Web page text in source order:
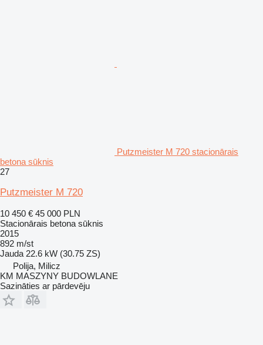
Putzmeister M 720 stacionārais
betona sūknis
27
Putzmeister M 720
10 450 € 45 000 PLN
Stacionārais betona sūknis
2015
892 m/st
Jauda 22.6 kW (30.75 ZS)
Polija, Milicz
KM MASZYNY BUDOWLANE
Sazināties ar pārdevēju